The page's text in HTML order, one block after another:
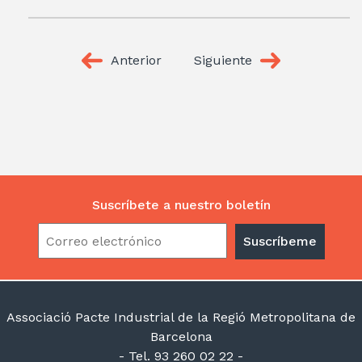
Anterior Siguiente
Suscríbete a nuestro boletín
Associació Pacte Industrial de la Regió Metropolitana de
Barcelona
- Tel. 93 260 02 22 -